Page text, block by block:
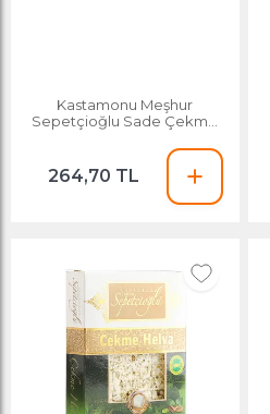
Kastamonu Meşhur
Sepetçioğlu Sade Çekme
264,70 TL